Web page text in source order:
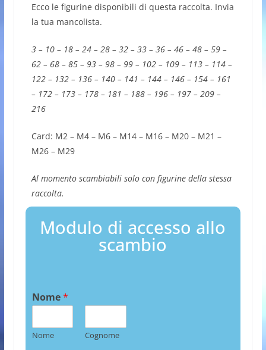
Ecco le figurine disponibili di questa raccolta. Invia
la tua mancolista.
3 – 10 – 18 – 24 – 28 – 32 – 33 – 36 – 46 – 48 – 59 –
62 – 68 – 85 – 93 – 98 – 99 – 102 – 109 – 113 – 114 –
122 – 132 – 136 – 140 – 141 – 144 – 146 – 154 – 161
– 172 – 173 – 178 – 181 – 188 – 196 – 197 – 209 –
216
Card: M2 – M4 – M6 – M14 – M16 – M20 – M21 –
M26 – M29
Al momento scambiabili solo con figurine della stessa
raccolta.
Modulo di accesso allo
scambio
Nome*
Nome Cognome